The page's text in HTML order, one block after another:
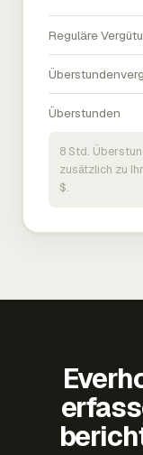
Reguläre
Überstunden
8 Std.
zusätzlich zu
$.